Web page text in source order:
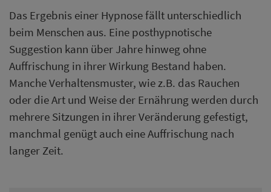
Das Ergebnis einer Hypnose fällt unterschiedlich
beim Menschen aus. Eine posthypnotische
Suggestion kann über Jahre hinweg ohne
Auffrischung in ihrer Wirkung Bestand haben.
Manche Verhaltensmuster, wie z.B. das Rauchen
oder die Art und Weise der Ernährung werden durch
mehrere Sitzungen in ihrer Veränderung gefestigt,
manchmal genügt auch eine Auffrischung nach
langer Zeit.